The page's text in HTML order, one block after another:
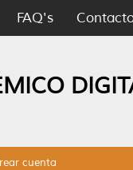
FAQ's
cuenta